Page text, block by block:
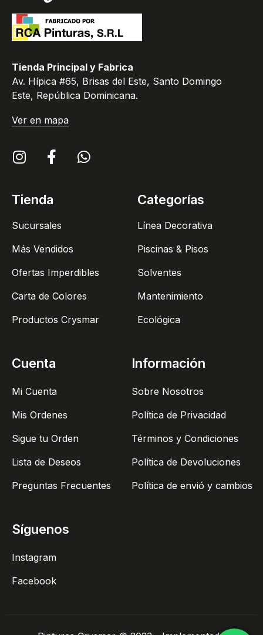
Tienda Principal y Fabrica
Av. Hípica #65, Brisas del Este, Santo Domingo
Este, República Dominicana.
Ver en mapa
Tienda
Sucursales
Más Vendidos
Ofertas Imperdibles
Carta de Colores
Productos Crysmar
Categorías
Línea Decorativa
Piscinas & Pisos
Solventes
Mantenimiento
Ecológica
Cuenta
Mi Cuenta
Mis Ordenes
Sigue tu Orden
Lista de Deseos
Preguntas Frecuentes
Información
Sobre Nosotros
Política de Privacidad
Términos y Condiciones
Política de Devoluciones
Política de envió y cambios
Síguenos
Instagram
Facebook